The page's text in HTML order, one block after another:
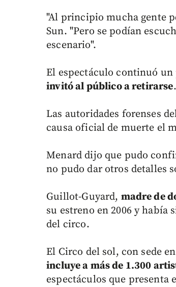
"Al principio mucha gente
Sun. "Pero se podían
escenario".
El espectáculo continuó un
invitó al público a retirarse.
Las autoridades forenses
causa oficial de muerte el
Menard dijo que pudo
no pudo dar otros detalles
Guillot-Guyard, madre de
su estreno en 2006 y había
del circo.
El Circo del sol, con sede
incluye a más de 1.300
espectáculos que presenta